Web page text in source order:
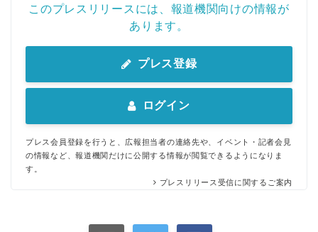
このプレスリリースには、報道機関向けの情報が
あります。
プレス登録
ログイン
プレス会員登録を行うと、広報担当者の連絡先や、イベント・記者会見
の情報など、報道機関だけに公開する情報が閲覧できるようになりま
す。
プレスリリース受信に関するご案内